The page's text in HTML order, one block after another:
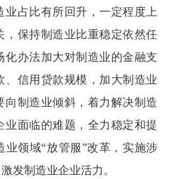
占比有所回升，一定程度上
，保持制造业比重稳定依然任
办法加大对制造业的金融支
信用贷款规模，加大制造业
制造业倾斜，着力解决制造
业面临的难题，全力稳定和提
领域“放管服”改革，实施涉
发制造业企业活力。